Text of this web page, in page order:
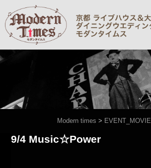
Modern times > EVENT_MOVIE
9/4 Music☆Power